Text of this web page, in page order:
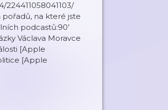
pořadů, na které jste
podcastů:90’
Václava Moravce
[Apple
[Apple